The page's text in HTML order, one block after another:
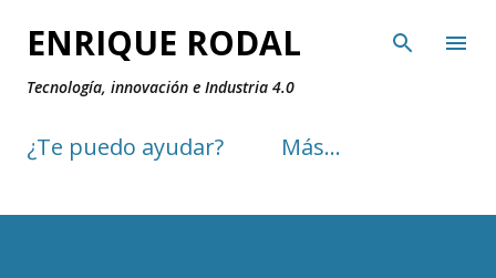
Ir al contenido principal
ENRIQUE RODAL
Tecnología, innovación e Industria 4.0
¿Te puedo ayudar? Más…